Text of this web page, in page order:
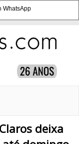
WhatsApp
deixa